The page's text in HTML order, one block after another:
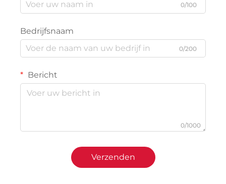
0/100
Bedrijfsnaam
0/200
Bericht
0/1000
Verzenden